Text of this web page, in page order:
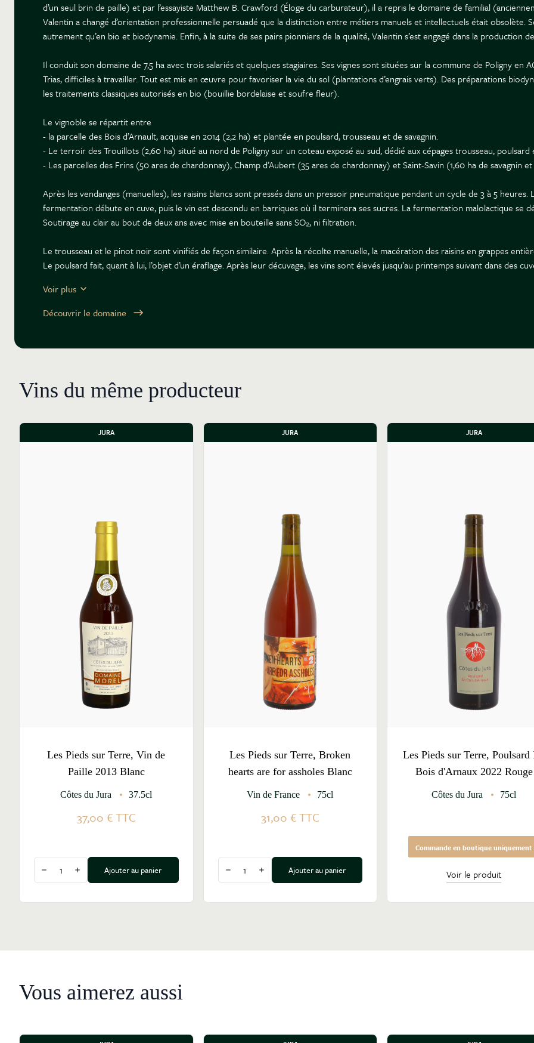
d’un seul brin de paille) et par l’essayiste Matthew B. Crawford (Éloge du carburateur), il a repris le domaine de familial
Valentin a changé d’orientation professionnelle persuadé que la distinction entre métiers manuels et intellectuels était obsolète.
autrement qu’en bio et biodynamie. Enfin, à la suite de ses pairs pionniers de la qualité, Valentin s’est engagé dans la production
Il conduit son domaine de 7,5 ha avec trois salariés et quelques stagiaires. Ses vignes sont situées sur la commune de Poligny en
Trias, difficiles à travailler. Tout est mis en œuvre pour favoriser la vie du sol (plantations d’engrais verts). Des préparations
les traitements classiques autorisés en bio (bouillie bordelaise et soufre fleur).
Le vignoble se répartit entre
- la parcelle des Bois d’Arnault, acquise en 2014 (2,2 ha) et plantée en poulsard, trousseau et de savagnin.
- Le terroir des Trouillots (2,60 ha) situé au nord de Poligny sur un coteau exposé au sud, dédié aux cépages trousseau, poulsard
- Les parcelles des Frins (50 ares de chardonnay), Champ d’Aubert (35 ares de chardonnay) et Saint-Savin (1,60 ha de savagnin
Après les vendanges (manuelles), les raisins blancs sont pressés dans un pressoir pneumatique pendant un cycle de 3 à 5
fermentation débute en cuve, puis le vin est descendu en barriques où il terminera ses sucres. La fermentation malolactique se
Soutirage au clair au bout de deux ans avec mise en bouteille sans SO₂, ni filtration.
Le trousseau et le pinot noir sont vinifiés de façon similaire. Après la récolte manuelle, la macération des raisins en grappes
Le poulsard fait, quant à lui, l’objet d’un éraflage. Après leur décuvage, les vins sont élevés jusqu’au printemps suivant dans des
Les vins de Valentin Morel allient un grand naturel d’expression à une précision d’horloger (franc-comtois).
Voir plus
Découvrir le domaine
Vins du même producteur
JURA
Les Pieds sur Terre, Vin de
Paille 2013 Blanc
Côtes du Jura 37.5cl
37,00 €TTC
Diminuer la quantité
Augmenter la quantité
Ajouter au panier
JURA
Les Pieds sur Terre, Broken
hearts are for assholes Blanc
Vin de France 75cl
31,00 €TTC
Diminuer la quantité
Augmenter la quantité
Ajouter au panier
JURA
Les Pieds sur Terre, Poulsard
Bois d'Arnaux 2022 Rouge
Côtes du Jura 75cl
Commande en boutique uniquement
Voir le produit
Vous aimerez aussi